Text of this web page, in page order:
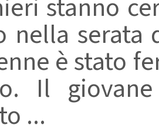
stanno
nella serata
è stato
Il
...